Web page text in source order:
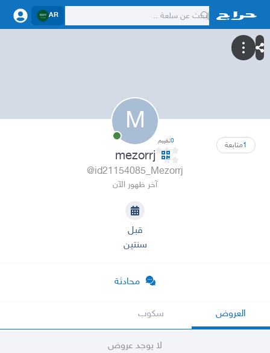
AR
M
1متابعة 0تقييم
mezorrj
@id21154085_Mezorrj
آخر ظهور الآن
قبل
سنتين
محادثة
العروض سكوب
لا يوجد عروض